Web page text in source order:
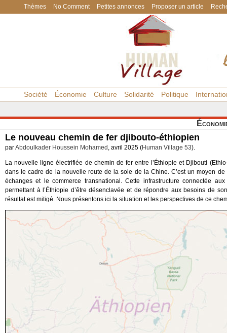
Thèmes No Comment Petites annonces Proposer un article
Société Économie Culture Solidarité Politique
Le nouveau chemin de fer djibouto-éthiopien
parAbdoulkader Houssein Mohamed , avril 2025 (Human Village 53).
La nouvelle ligne électrifiée de chemin de fer entre l’Éthiopie et Djibouti
dans le cadre de la nouvelle route de la soie de la Chine. C’est un moyen
échanges et le commerce transnational. Cette infrastructure connectée
permettant à l’Éthiopie d’être désenclavée et de répondre aux besoins de
résultat est mitigé. Nous présentons ici la situation et les perspectives de ce